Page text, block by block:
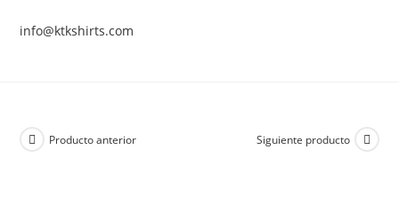
info@ktkshirts.com
Producto anterior Siguiente producto